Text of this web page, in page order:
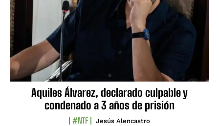
Aquiles Álvarez, declarado culpable y
condenado a 3 años de prisión
#NTF Jesús Alencastro